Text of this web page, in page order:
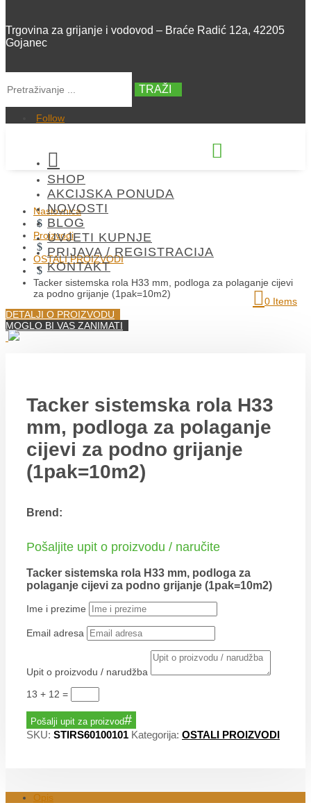
Trgovina za grijanje i vodovod – Braće Radić 12a, 42205
Gojanec
TRAŽI
Follow


SHOP
AKCIJSKA PONUDA
NOVOSTI
BLOG
UVJETI KUPNJE
PRIJAVA / REGISTRACIJA
KONTAKT
0 Items
Naslovnica
$
Proizvodi
$
OSTALI PROIZVODI
$
Tacker sistemska rola H33 mm, podloga za polaganje cijevi
za podno grijanje (1pak=10m2)
DETALJI O PROIZVODU
MOGLO BI VAS ZANIMATI
Tacker sistemska rola H33
mm, podloga za polaganje
cijevi za podno grijanje
(1pak=10m2)
Brend:
Pošaljite upit o proizvodu / naručite
Tacker sistemska rola H33 mm, podloga za
polaganje cijevi za podno grijanje (1pak=10m2)
Ime i prezime
Email adresa
Upit o proizvodu / narudžba
13 + 12 =
Pošalji upit za proizvod
SKU: STIRS60100101 Kategorija: OSTALI PROIZVODI
Opis